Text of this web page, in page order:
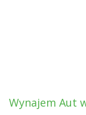
Wynajem Aut